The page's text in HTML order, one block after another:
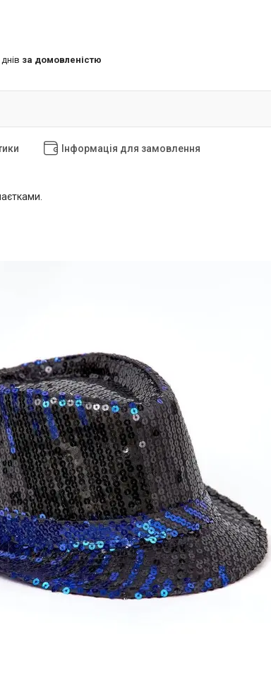
за домовленістю
Інформація для замовлення